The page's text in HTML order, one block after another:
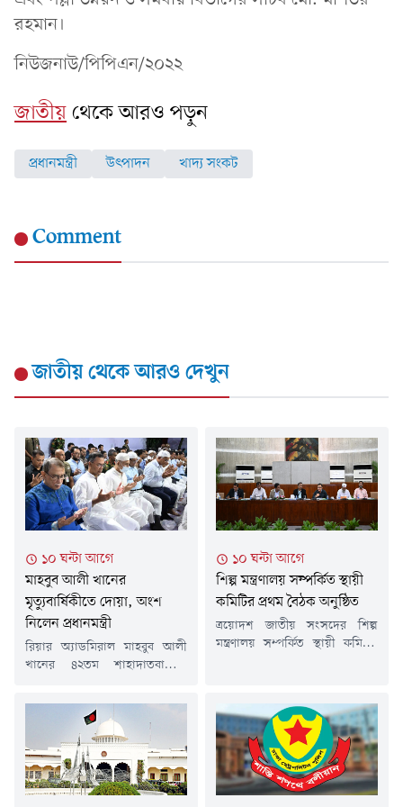
রহমান।
নিউজনাউ/পিপিএন/২০২২
জাতীয়থেকে আরও পড়ুন
প্রধানমন্ত্রী উৎপাদন খাদ্য সংকট
Comment
জাতীয়থেকে আরও দেখুন
১০ ঘন্টা আগে
মাহবুব আলী খানের
মৃত্যুবার্ষিকীতে দোয়া, অংশ
নিলেন প্রধানমন্ত্রী
রিয়ার অ্যাডমিরাল মাহবুব আলী
খানের ৪২তম শাহাদাতবার্ষিকী
মাগফেরাত কামনায় দোয়া মাহফিল
ও ইসলামী আলোচনা সভার
আয়োজন করা হয়েছে।বৃহস্পতিবার
(৬ আগস্ট) বাদ মাগরিব মরহুমের
ধানমন্ডির 'মাহবুব ভবনে' তার
পরিবারের পক্ষ থেকে এই দোয়া
১০ ঘন্টা আগে
শিল্প মন্ত্রণালয় সম্পর্কিত স্থায়ী
কমিটির প্রথম বৈঠক অনুষ্ঠিত
ত্রয়োদশ জাতীয় সংসদের শিল্প
মন্ত্রণালয় সম্পর্কিত স্থায়ী কমিটির
হয়েছে। বৈঠকে বাজেট বাস্তবায়নে
স্বচ্ছতা, জবাবদিহিতা ও দক্ষতা
নিশ্চিত করার ওপর গুরুত্বারোপ
করা হয়।পাশাপাশি, উন্নয়ন
প্রকল্পসমূহ নির্ধারিত সময়ের মধ্যে